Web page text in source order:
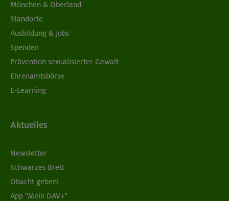
München & Oberland
Standorte
Ausbildung & Jobs
Spenden
Prävention sexualisierter Gewalt
Ehrenamtsbörse
E-Learning
Aktuelles
Newsletter
Schwarzes Brett
Obacht geben!
App "Mein DAV+"